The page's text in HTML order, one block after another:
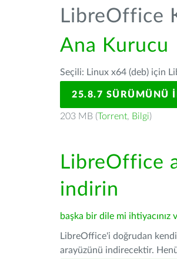
LibreOffice
Ana Kurucu
Seçili: Linux x64 (deb) için
25.8.7 SÜRÜMÜNÜ
203 MB (Torrent, Bilgi)
LibreOffice
indirin
başka bir dile mi ihtiyacınız
LibreOffice'i doğrudan
arayüzünü indirecektir.